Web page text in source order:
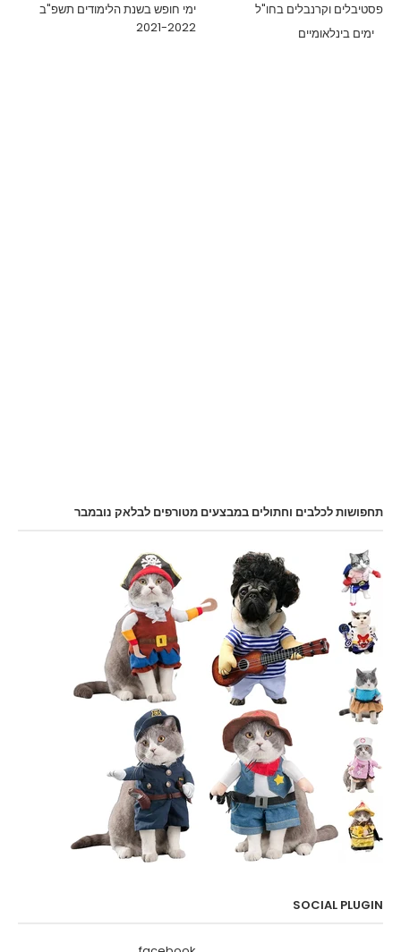
ימי חופש בשנת הלימודים תשפ"ב
2021-2022
פסטיבלים וקרנבלים בחו"ל
ימים בינלאומיים
תחפושות לכלבים וחתולים במבצעים מטורפים לבלאק נובמבר
SOCIAL PLUGIN